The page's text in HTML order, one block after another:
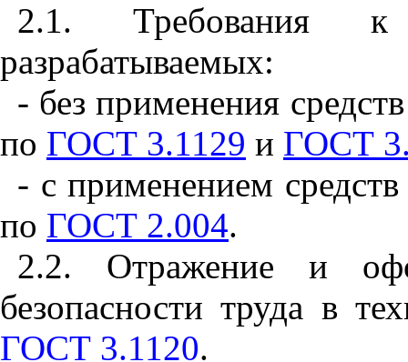
2.1. Требования к
разрабатываемых:
- без применения
по ГОСТ 3.1129 и ГОСТ
- с применением
по ГОСТ 2.004.
2.2. Отражение и
безопасности труда в
ГОСТ 3.1120.